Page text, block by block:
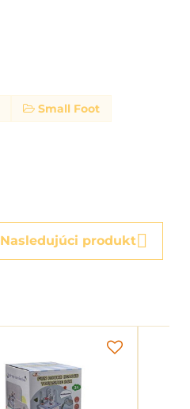
Small Foot
Nasledujúci produkt